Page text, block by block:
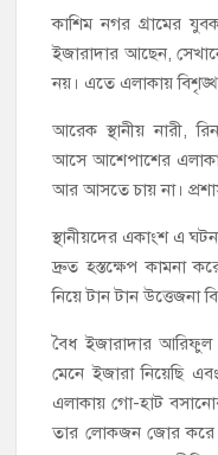
কাশিম নগর গ্রামের
ইজারাদার আছেন,
নয়। এতে এলাকায়
আরেক স্থানীয় নারী,
আসে আশেপাশের এলাকা
আর আসতে চায় না।
স্থানীয়দের একাংশ এ
দ্রুত হস্তক্ষেপ কামনা
নিয়ে টান টান উত্তেজনা
বৈধ ইজারাদার
মেনে ইজারা নিয়েছি
এলাকায় গো-হাট
তার লোকজন জোর করে